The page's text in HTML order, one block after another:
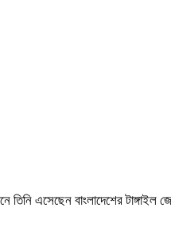
এসেছেন বাংলাদেশের টাঙ্গাইল